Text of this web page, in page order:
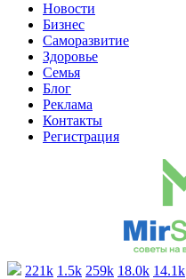
Новости
Бизнес
Саморазвитие
Здоровье
Семья
Блог
Реклама
Контакты
Регистрация
221k 1.5k 259k 18.0k 14.1k